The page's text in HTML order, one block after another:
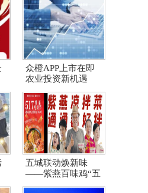
众橙APP上市在即
农业投资新机遇
五城联动焕新味
——紫燕百味鸡“五